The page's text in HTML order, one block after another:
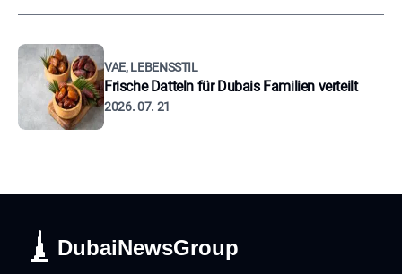
VAE, LEBENSSTIL
Frische Datteln für Dubais Familien verteilt
2026. 07. 21
DubaiNewsGroup